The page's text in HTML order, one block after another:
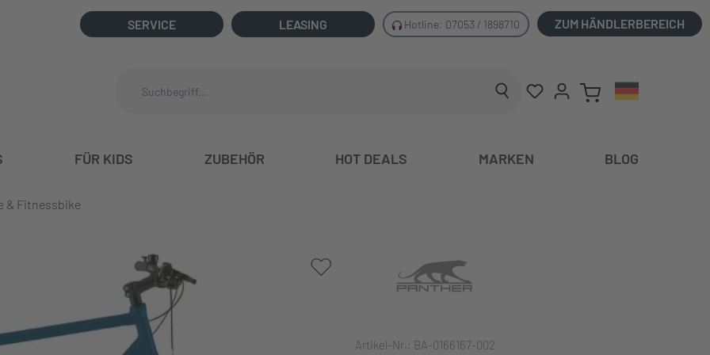
SERVICE LEASING Hotline: 07053 / 1898710 ZUM HÄNDLERBEREICH
FÜR KIDS ZUBEHÖR HOT DEALS MARKEN BLOG
& Fitnessbike
Artikel-Nr.: BA-0166167-002